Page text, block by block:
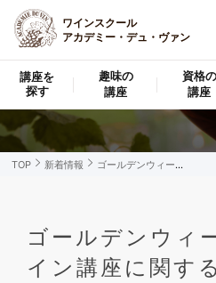
ワインスクール
アカデミー・デュ・ヴァン
講座を
探す
趣味の
講座
資格の
講座
インフォメ
TOP 新着情報 ゴールデンウィーク中のオンライン講...
ゴールデンウィ
イン講座に関す